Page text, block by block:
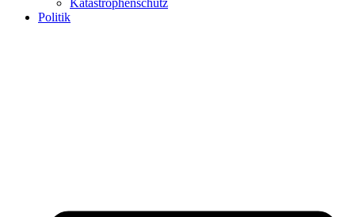
Katastrophenschutz
Politik